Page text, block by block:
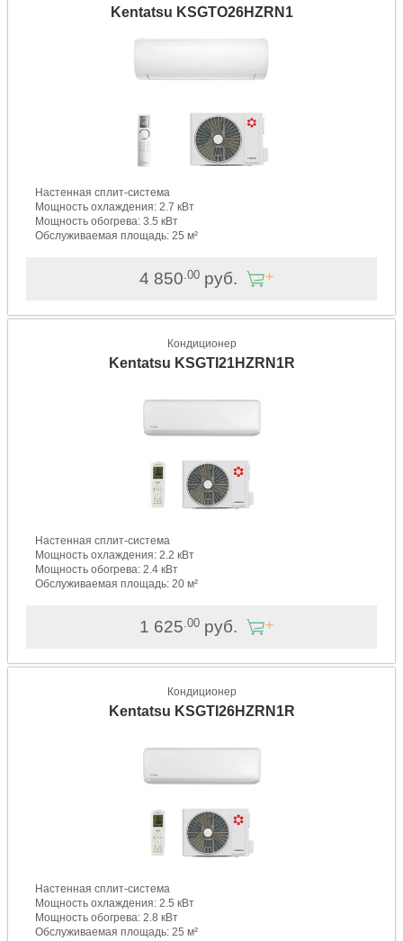
Kentatsu KSGTO26HZRN1
Настенная сплит-система
Мощность охлаждения: 2.7 кВт
Мощность обогрева: 3.5 кВт
Обслуживаемая площадь: 25 м²
4 850 .00руб.
Кондиционер
Kentatsu KSGTI21HZRN1R
Настенная сплит-система
Мощность охлаждения: 2.2 кВт
Мощность обогрева: 2.4 кВт
Обслуживаемая площадь: 20 м²
1 625 .00руб.
Кондиционер
Kentatsu KSGTI26HZRN1R
Настенная сплит-система
Мощность охлаждения: 2.5 кВт
Мощность обогрева: 2.8 кВт
Обслуживаемая площадь: 25 м²